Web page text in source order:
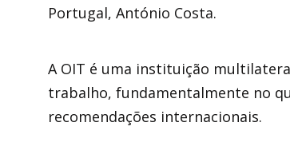
Portugal, António Costa.
A OIT é uma instituição
trabalho, fundamentalmente no
recomendações internacionais.